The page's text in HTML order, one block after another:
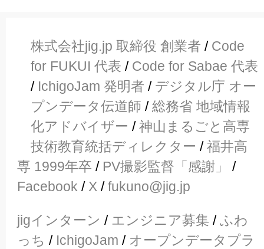
株式会社jig.jp 取締役 創業者 / Code
for FUKUI 代表 / Code for Sabae 代表
/ IchigoJam 発明者 / デジタル庁 オー
プンデータ伝道師 /総務省 地域情報
化アドバイザー /神山まるごと高専
技術教育統括ディレクター /福井高
専 1999年卒 / PV撮影監督「感謝」
/
Facebook / X /fukuno@jig.jp
jigインターン / エンジニア募集 /ふわ
っち / IchigoJam / オープンデータプラ